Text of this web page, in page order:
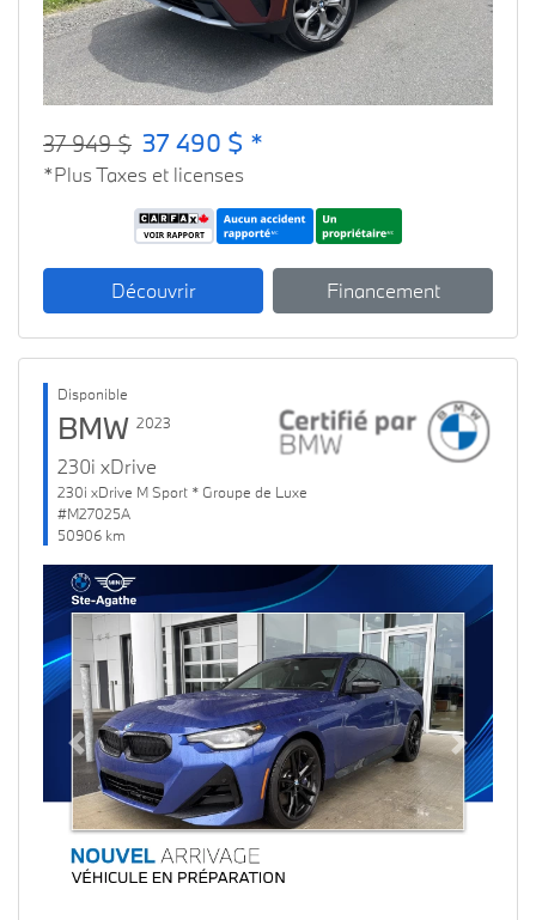
37 949 $ 37 490 $ *
*Plus Taxes et licenses
Découvrir Financement
Disponible
BMW 2023
230i xDrive
230i xDrive M Sport * Groupe de Luxe
#M27025A
50906 km
Previous Next